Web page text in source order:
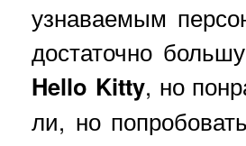
узнаваемым
достаточно
Hello Kitty, но
ли, но